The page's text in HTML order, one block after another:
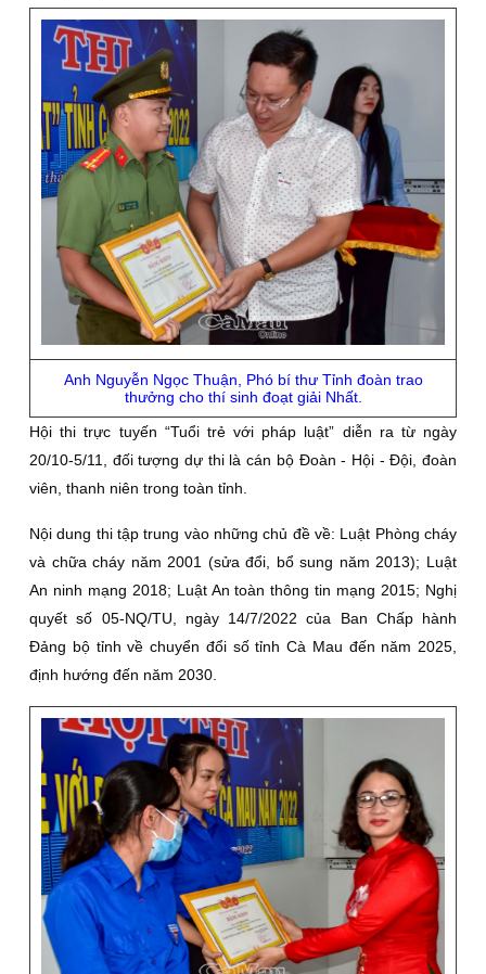
Anh Nguyễn Ngọc Thuận, Phó bí thư Tỉnh đoàn trao
thưởng cho thí sinh đoạt giải Nhất.
Hội thi trực tuyến “Tuổi trẻ với pháp luật” diễn ra từ ngày
20/10-5/11, đối tượng dự thi là cán bộ Đoàn - Hội - Đội, đoàn
viên, thanh niên trong toàn tỉnh.
Nội dung thi tập trung vào những chủ đề về: Luật Phòng cháy
và chữa cháy năm 2001 (sửa đổi, bổ sung năm 2013); Luật
An ninh mạng 2018; Luật An toàn thông tin mạng 2015; Nghị
quyết số 05-NQ/TU, ngày 14/7/2022 của Ban Chấp hành
Đảng bộ tỉnh về chuyển đổi số tỉnh Cà Mau đến năm 2025,
định hướng đến năm 2030.